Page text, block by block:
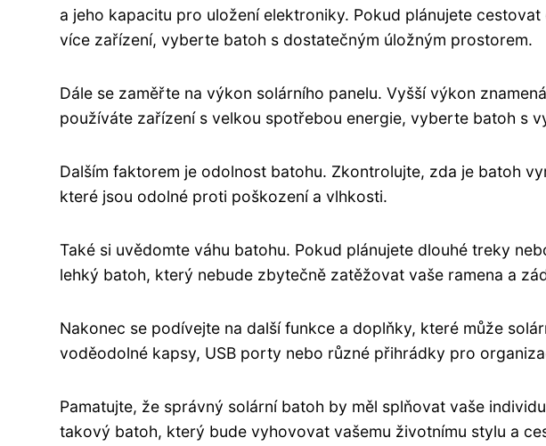
a jeho kapacitu pro uložení elektroniky. Pokud plánujete
více zařízení, vyberte batoh s dostatečným úložným prostorem.
Dále se zaměřte na výkon solárního panelu. Vyšší výkon
používáte zařízení s velkou spotřebou energie, vyberte batoh s
Dalším faktorem je odolnost batohu. Zkontrolujte, zda je batoh
které jsou odolné proti poškození a vlhkosti.
Také si uvědomte váhu batohu. Pokud plánujete dlouhé treky
lehký batoh, který nebude zbytečně zatěžovat vaše ramena a
Nakonec se podívejte na další funkce a doplňky, které může
voděodolné kapsy, USB porty nebo různé přihrádky pro
Pamatujte, že správný solární batoh by měl splňovat vaše
takový batoh, který bude vyhovovat vašemu životnímu stylu a